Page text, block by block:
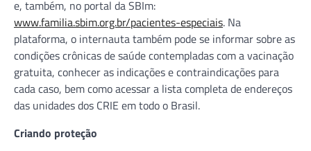
e, também, no portal da SBIm:
www.familia.sbim.org.br/pacientes-especiais. Na
plataforma, o internauta também pode se informar sobre as
condições crônicas de saúde contempladas com a vacinação
gratuita, conhecer as indicações e contraindicações para
cada caso, bem como acessar a lista completa de endereços
das unidades dos CRIE em todo o Brasil.
Criando proteção